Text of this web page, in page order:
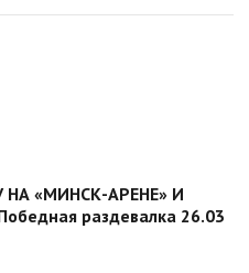
«МИНСК-АРЕНЕ» И
раздевалка 26.03